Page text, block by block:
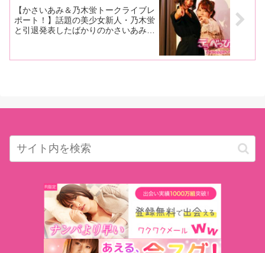
【かさいあみ＆乃木蛍トークライブレ
ポート！】話題の美少女新人・乃木蛍
と引退発表したばかりのかさいあみが